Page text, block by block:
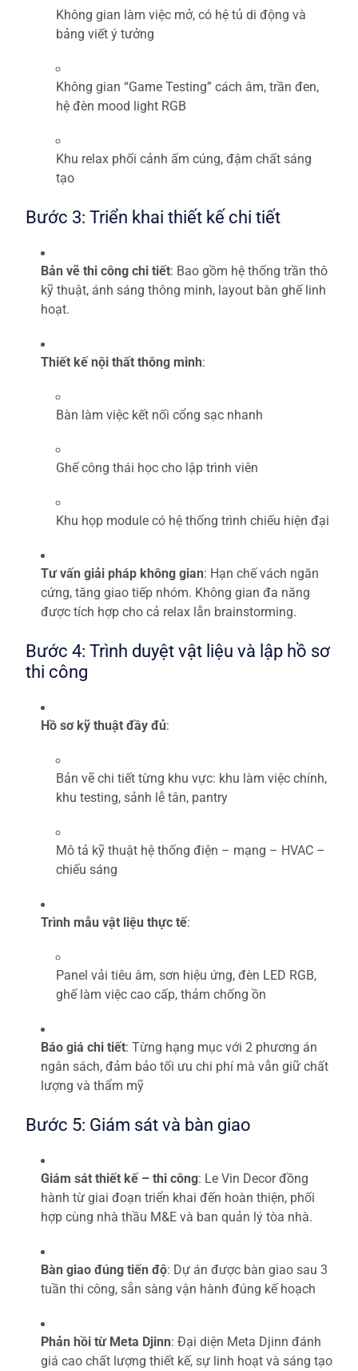
Không gian làm việc mở, có hệ tủ di động và
bảng viết ý tưởng
Không gian “Game Testing” cách âm, trần đen,
hệ đèn mood light RGB
Khu relax phối cảnh ấm cúng, đậm chất sáng
tạo
Bước 3: Triển khai thiết kế chi tiết
Bản vẽ thi công chi tiết: Bao gồm hệ thống trần thô
kỹ thuật, ánh sáng thông minh, layout bàn ghế linh
hoạt.
Thiết kế nội thất thông minh:
Bàn làm việc kết nối cổng sạc nhanh
Ghế công thái học cho lập trình viên
Khu họp module có hệ thống trình chiếu hiện đại
Tư vấn giải pháp không gian: Hạn chế vách ngăn
cứng, tăng giao tiếp nhóm. Không gian đa năng
được tích hợp cho cả relax lẫn brainstorming.
Bước 4: Trình duyệt vật liệu và lập hồ sơ
thi công
Hồ sơ kỹ thuật đầy đủ:
Bản vẽ chi tiết từng khu vực: khu làm việc chính,
khu testing, sảnh lễ tân, pantry
Mô tả kỹ thuật hệ thống điện – mạng – HVAC –
chiếu sáng
Trình mẫu vật liệu thực tế:
Panel vải tiêu âm, sơn hiệu ứng, đèn LED RGB,
ghế làm việc cao cấp, thảm chống ồn
Báo giá chi tiết: Từng hạng mục với 2 phương án
ngân sách, đảm bảo tối ưu chi phí mà vẫn giữ chất
lượng và thẩm mỹ
Bước 5: Giám sát và bàn giao
Giám sát thiết kế – thi công: Le Vin Decor đồng
hành từ giai đoạn triển khai đến hoàn thiện, phối
hợp cùng nhà thầu M&E và ban quản lý tòa nhà.
Bàn giao đúng tiến độ: Dự án được bàn giao sau 3
tuần thi công, sẵn sàng vận hành đúng kế hoạch
Phản hồi từ Meta Djinn: Đại diện Meta Djinn đánh
giá cao chất lượng thiết kế, sự linh hoạt và sáng tạo